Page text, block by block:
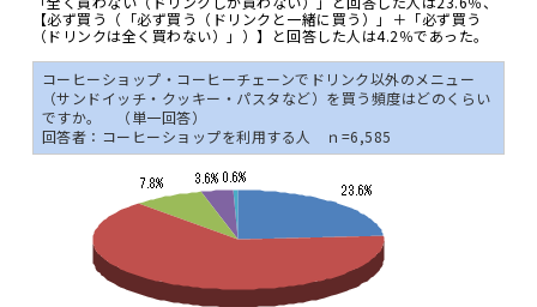
【必ず買う（「必ず買う（ドリンクと一緒に買う）」＋「必ず買う
（ドリンクは全く買わない）」）】と回答した人は4.2％であった。
コーヒーショップ・コーヒーチェーンでドリンク以外のメニュー
（サンドイッチ・クッキー・パスタなど）を買う頻度はどのくらい
ですか。 （単一回答）
回答者：コーヒーショップを利用する人 ｎ=6,585